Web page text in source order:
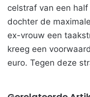
celstraf van een
dochter de
ex-vrouw een
kreeg een
euro. Tegen deze